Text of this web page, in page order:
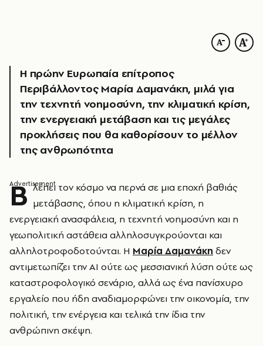
Η πρώην Ευρωπαία επίτροπος
Περιβάλλοντος Μαρία Δαμανάκη, μιλά για
την τεχνητή νοημοσύνη, την κλιματική κρίση,
την ενεργειακή μετάβαση και τις μεγάλες
προκλήσεις που θα καθορίσουν το μέλλον
της ανθρωπότητα
Β λέπει τον κόσμο να περνά σε μια εποχή βαθιάς
μετάβασης, όπου η κλιματική κρίση, η
ενεργειακή ανασφάλεια, η τεχνητή νοημοσύνη και η
γεωπολιτική αστάθεια αλληλοσυγκρούονται και
αλληλοτροφοδοτούνται. Η Μαρία Δαμανάκη δεν
αντιμετωπίζει την AI ούτε ως μεσσιανική λύση ούτε ως
καταστροφολογικό σενάριο, αλλά ως ένα πανίσχυρο
εργαλείο που ήδη αναδιαμορφώνει την οικονομία, την
πολιτική, την ενέργεια και τελικά την ίδια την
ανθρώπινη σκέψη.